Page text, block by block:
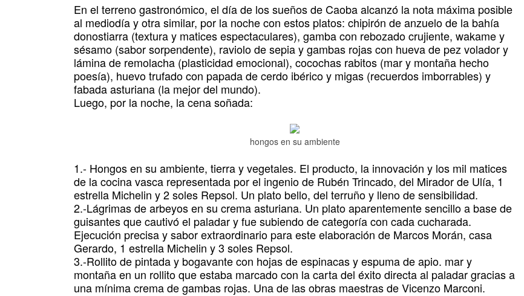
En el terreno gastronómico, el día de los sueños de Caoba alcanzó la nota máxima posible
al mediodía y otra similar, por la noche con estos platos: chipirón de anzuelo de la bahía
donostiarra (textura y matices espectaculares), gamba con rebozado crujiente, wakame y
sésamo (sabor sorpendente), raviolo de sepia y gambas rojas con hueva de pez volador y
lámina de remolacha (plasticidad emocional), cocochas rabitos (mar y montaña hecho
poesía), huevo trufado con papada de cerdo ibérico y migas (recuerdos imborrables) y
fabada asturiana (la mejor del mundo).
Luego, por la noche, la cena soñada:
hongos en su ambiente
1.- Hongos en su ambiente, tierra y vegetales. El producto, la innovación y los mil matices
de la cocina vasca representada por el ingenio de Rubén Trincado, del Mirador de Ulía, 1
estrella Michelin y 2 soles Repsol. Un plato bello, del terruño y lleno de sensibilidad.
2.-Lágrimas de arbeyos en su crema asturiana. Un plato aparentemente sencillo a base de
guisantes que cautivó el paladar y fue subiendo de categoría con cada cucharada.
Ejecución precisa y sabor extraordinario para este elaboración de Marcos Morán, casa
Gerardo, 1 estrella Michelin y 3 soles Repsol.
3.-Rollito de pintada y bogavante con hojas de espinacas y espuma de apio. mar y
montaña en un rollito que estaba marcado con la carta del éxito directa al paladar gracias a
una mínima crema de gambas rojas. Una de las obras maestras de Vicenzo Marconi.